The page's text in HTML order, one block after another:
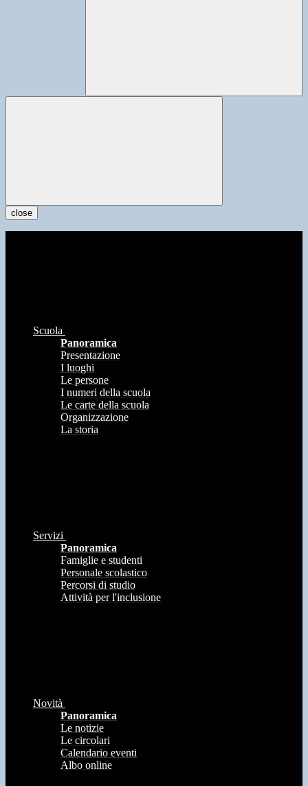
close
Scuola
Panoramica
Presentazione
I luoghi
Le persone
I numeri della scuola
Le carte della scuola
Organizzazione
La storia
Servizi
Panoramica
Famiglie e studenti
Personale scolastico
Percorsi di studio
Attività per l'inclusione
Novità
Panoramica
Le notizie
Le circolari
Calendario eventi
Albo online